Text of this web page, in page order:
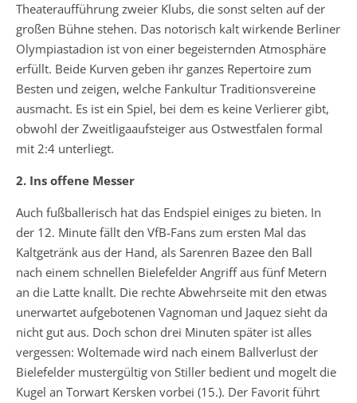
Theateraufführung zweier Klubs, die sonst selten auf der
großen Bühne stehen. Das notorisch kalt wirkende Berliner
Olympiastadion ist von einer begeisternden Atmosphäre
erfüllt. Beide Kurven geben ihr ganzes Repertoire zum
Besten und zeigen, welche Fankultur Traditionsvereine
ausmacht. Es ist ein Spiel, bei dem es keine Verlierer gibt,
obwohl der Zweitligaaufsteiger aus Ostwestfalen formal
mit 2:4 unterliegt.
2. Ins offene Messer
Auch fußballerisch hat das Endspiel einiges zu bieten. In
der 12. Minute fällt den VfB-Fans zum ersten Mal das
Kaltgetränk aus der Hand, als Sarenren Bazee den Ball
nach einem schnellen Bielefelder Angriff aus fünf Metern
an die Latte knallt. Die rechte Abwehrseite mit den etwas
unerwartet aufgebotenen Vagnoman und Jaquez sieht da
nicht gut aus. Doch schon drei Minuten später ist alles
vergessen: Woltemade wird nach einem Ballverlust der
Bielefelder mustergültig von Stiller bedient und mogelt die
Kugel an Torwart Kersken vorbei (15.). Der Favorit führt